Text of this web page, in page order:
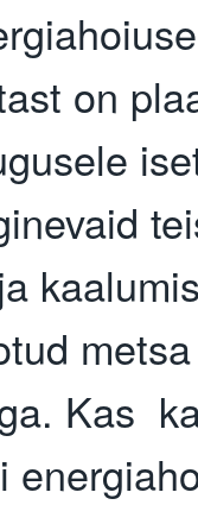
on
Kas